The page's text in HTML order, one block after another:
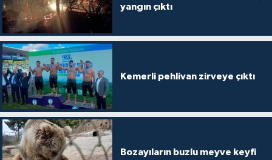
yangın çıktı
Kemerli pehlivan zirveye çıktı
Bozayıların buzlu meyve keyfi